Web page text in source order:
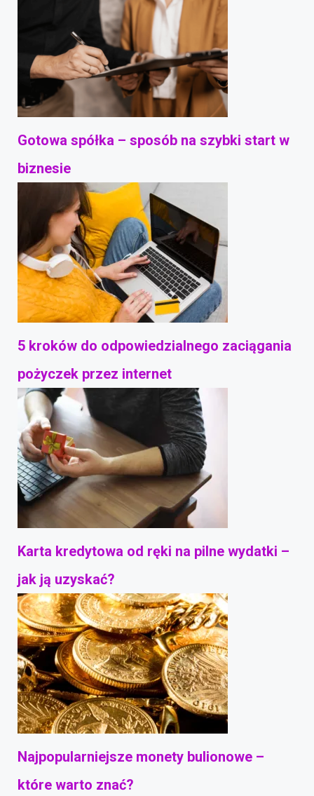
Gotowa spółka – sposób na szybki start w
biznesie
5 kroków do odpowiedzialnego zaciągania
pożyczek przez internet
Karta kredytowa od ręki na pilne wydatki –
jak ją uzyskać?
Najpopularniejsze monety bulionowe –
które warto znać?